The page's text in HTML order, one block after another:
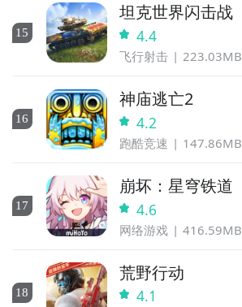
15
坦克世界闪击战
4.4
飞行射击 223.03MB
16
神庙逃亡2
4.2
跑酷竞速 147.86MB
17
崩坏：星穹铁道
4.6
网络游戏 416.59MB
18
荒野行动
4.1